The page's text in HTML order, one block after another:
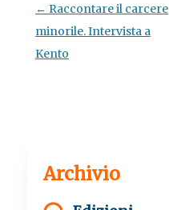
o
k
r
p
a
m
Navigazione
articolo
← Raccontare il carcere
minorile. Intervista a
Kento
Archivio